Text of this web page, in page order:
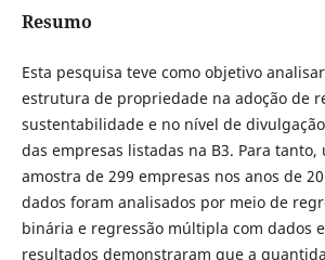
Resumo
Esta pesquisa teve como objetivo
estrutura de propriedade na adoção de
sustentabilidade e no nível de
das empresas listadas na B3. Para
amostra de 299 empresas nos anos de
dados foram analisados por meio de
binária e regressão múltipla com dados
resultados demonstraram que a